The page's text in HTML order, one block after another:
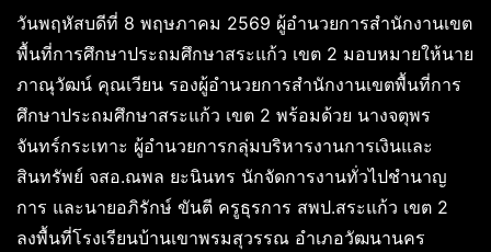
วันพฤหัสบดีที่ 8 พฤษภาคม 2569 ผู้อำนวยการสำนักงานเขต
พื้นที่การศึกษาประถมศึกษาสระแก้ว เขต 2 มอบหมายให้นาย
ภาณุวัฒน์ คุณเวียน รองผู้อำนวยการสำนักงานเขตพื้นที่การ
ศึกษาประถมศึกษาสระแก้ว เขต 2 พร้อมด้วย นางจตุพร
จันทร์กระเทาะ ผู้อำนวยการกลุ่มบริหารงานการเงินและ
สินทรัพย์ จสอ.ณพล ยะนินทร นักจัดการงานทั่วไปชำนาญ
การ และนายอภิรักษ์ ขันตี ครูธุรการ สพป.สระแก้ว เขต 2
ลงพื้นที่โรงเรียนบ้านเขาพรมสุวรรณ อำเภอวัฒนานคร